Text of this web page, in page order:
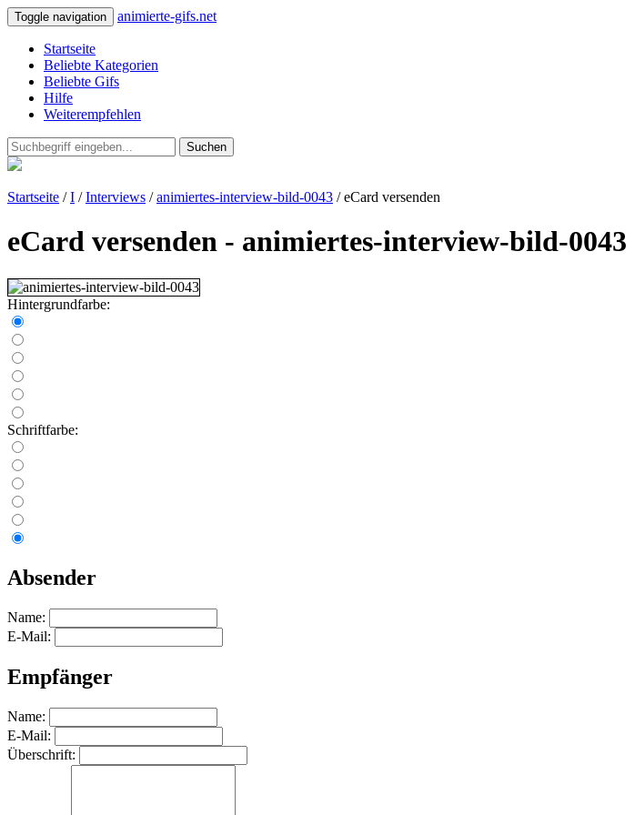
Toggle navigation animierte-gifs.net
Startseite
Beliebte Kategorien
Beliebte Gifs
Hilfe
Weiterempfehlen
Suchen
Startseite /I /Interviews /animiertes-interview-bild-0043 / eCard versenden
eCard versenden - animiertes-interview-bild-0043
Hintergrundfarbe:
Schriftfarbe:
Absender
Name:
E-Mail:
Empfänger
Name:
E-Mail:
Überschrift: